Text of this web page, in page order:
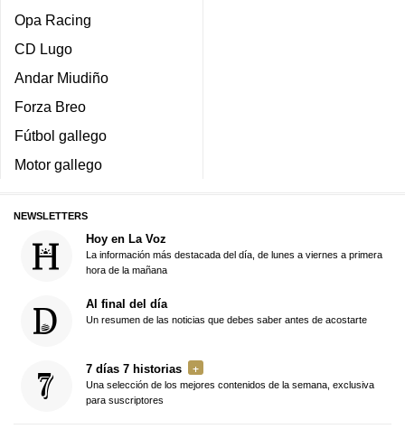
Opa Racing
CD Lugo
Andar Miudiño
Forza Breo
Fútbol gallego
Motor gallego
NEWSLETTERS
Hoy en La Voz
La información más destacada del día, de lunes a viernes a primera
hora de la mañana
Al final del día
Un resumen de las noticias que debes saber antes de acostarte
7 días 7 historias
Una selección de los mejores contenidos de la semana, exclusiva
para suscriptores